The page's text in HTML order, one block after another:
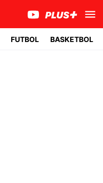
FUTBOL BASKETBOL